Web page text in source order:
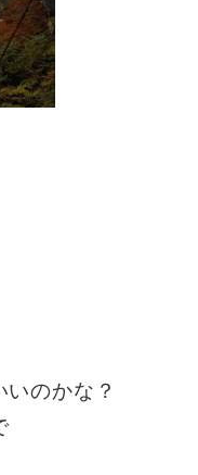
のかな？